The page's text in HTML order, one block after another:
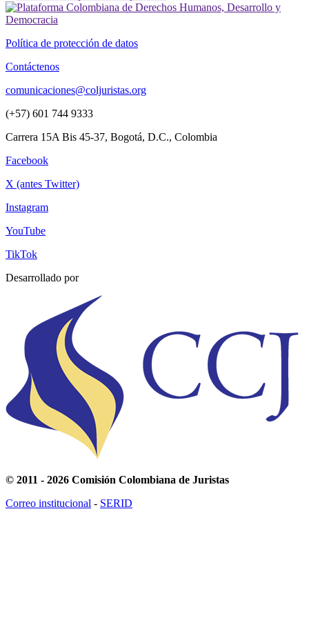
Política de protección de datos
Contáctenos
comunicaciones@coljuristas.org
(+57) 601 744 9333
Carrera 15A Bis 45-37, Bogotá, D.C., Colombia
Facebook
X (antes Twitter)
Instagram
YouTube
TikTok
Desarrollado por
© 2011 - 2026 Comisión Colombiana de Juristas
Correo institucional - SERID